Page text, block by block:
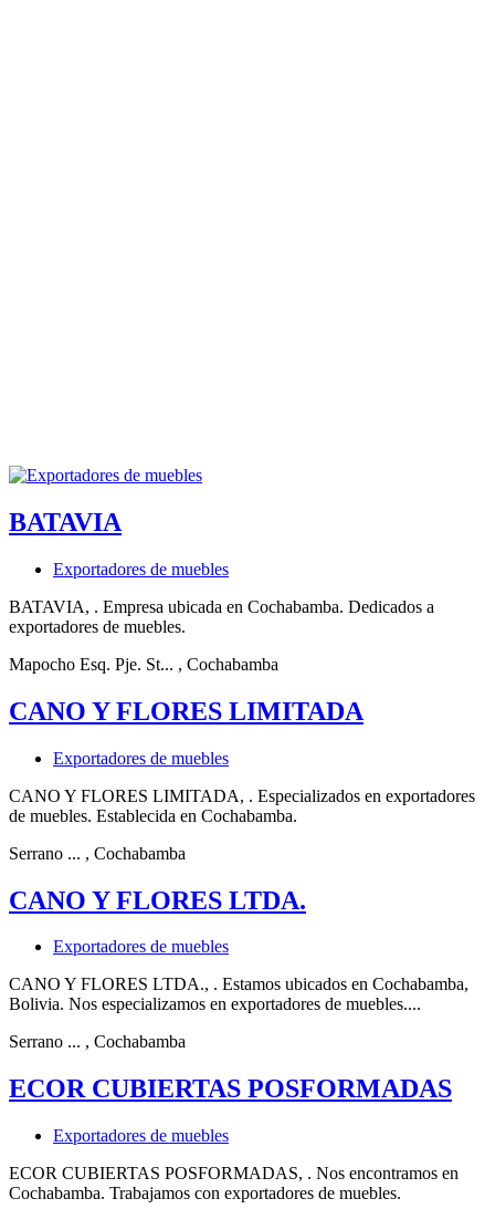
BATAVIA
Exportadores de muebles
BATAVIA, . Empresa ubicada en Cochabamba. Dedicados a
exportadores de muebles.
Mapocho Esq. Pje. St... , Cochabamba
CANO Y FLORES LIMITADA
Exportadores de muebles
CANO Y FLORES LIMITADA, . Especializados en exportadores
de muebles. Establecida en Cochabamba.
Serrano ... , Cochabamba
CANO Y FLORES LTDA.
Exportadores de muebles
CANO Y FLORES LTDA., . Estamos ubicados en Cochabamba,
Bolivia. Nos especializamos en exportadores de muebles....
Serrano ... , Cochabamba
ECOR CUBIERTAS POSFORMADAS
Exportadores de muebles
ECOR CUBIERTAS POSFORMADAS, . Nos encontramos en
Cochabamba. Trabajamos con exportadores de muebles.